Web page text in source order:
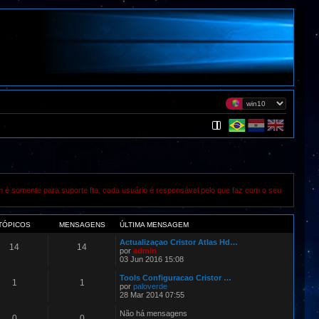
somente para suporte fta, cada usuário é responsável pelo que faz com o seu
MENSAGENS ÚLTIMA MENSAGEM
14 14
Actualizaçao Cristor Atlas Hd…
por admin
03 Jun 2016 15:08
1 1
Tools Configuracao Cristor …
por paloverde
28 Mar 2014 07:55
Não há mensagens